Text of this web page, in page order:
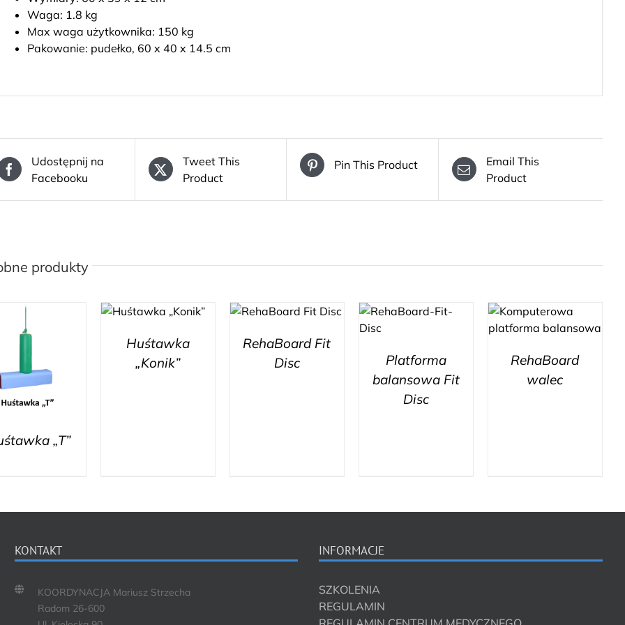
Waga: 1.8 kg
Max waga użytkownika: 150 kg
Pakowanie: pudełko, 60 x 40 x 14.5 cm
Udostępnij na
Facebooku
Tweet This
Product
Pin This Product
Email This
Product
produkty
„T”
Huśtawka
„Konik”
RehaBoard Fit
Disc
Platforma
balansowa Fit
Disc
RehaBoard
walec
KONTAKT
KOORDYNACJA Mariusz Strzecha
Radom 26-600
INFORMACJE
SZKOLENIA
REGULAMIN